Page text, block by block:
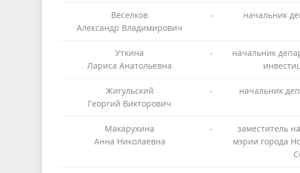
Веселков
Александр Владимирович
-
начальник
Уткина
Лариса Анатольевна
-
начальник
Жигульский
Георгий Викторович
-
начальник
Макарухина
Анна Николаевна
-
заместитель
мэрии города